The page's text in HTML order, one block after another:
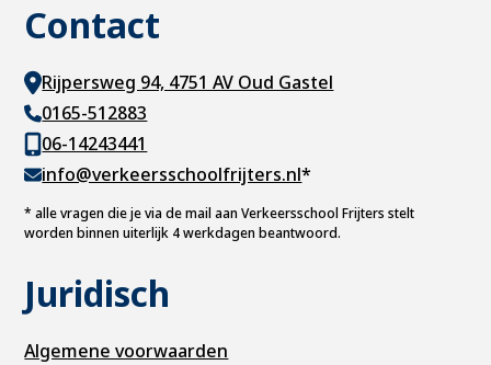
Contact
Rijpersweg 94, 4751 AV Oud Gastel
0165-512883
06-14243441
info@verkeersschoolfrijters.nl*
*alle vragen die je via de mail aan Verkeersschool Frijters stelt
worden binnen uiterlijk 4 werkdagen beantwoord.
Juridisch
Algemene voorwaarden